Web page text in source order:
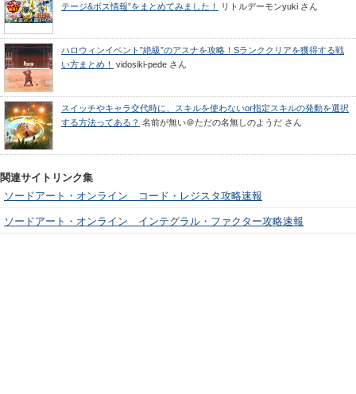
テージ&ボス情報”をまとめてみました！
リトルデーモンyuki さん
ハロウィンイベント”絶級”のアスナを攻略！Sランククリアを獲得する戦
い方まとめ！
vidosiki-pede さん
スイッチやキャラ交代時に、スキルを使わないor指定スキルの発動を選択
する方法ってある？ 名前が無い＠ただの名無しのようだ さん
関連サイトリンク集
ソードアート・オンライン コード・レジスタ攻略速報
ソードアート・オンライン インテグラル・ファクター攻略速報